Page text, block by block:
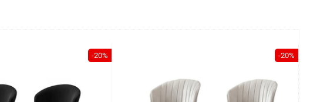
-20% -20%